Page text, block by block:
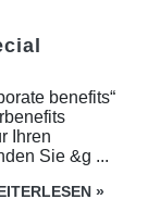
benefits“
Ihren
Sie &g ...
»